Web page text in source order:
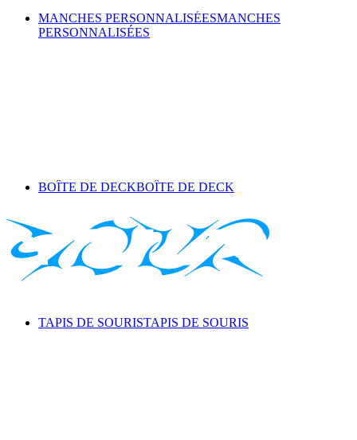
MANCHES PERSONNALISÉESMANCHES
PERSONNALISÉES
BOÎTE DE DECKBOÎTE DE DECK
TAPIS DE SOURISTAPIS DE SOURIS